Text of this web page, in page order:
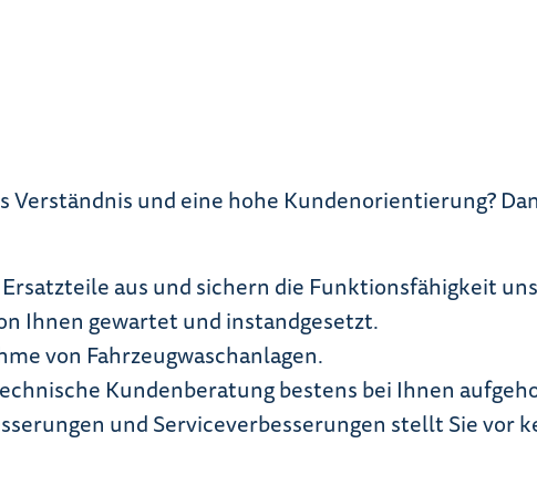
und eine hohe Kundenorientierung?
aus und sichern die Funktionsfähigkeit
Ihnen gewartet und instandgesetzt.
von Fahrzeugwaschanlagen.
Kundenberatung bestens bei Ihnen
und Serviceverbesserungen stellt Sie vor